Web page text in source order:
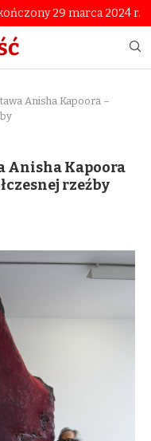
29 marca 2024 r.
Anisha Kapoora –
Anisha Kapoora
rzeźby